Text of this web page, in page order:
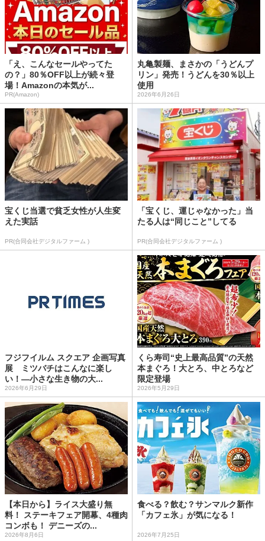
「え、こんなセールやってた
の？」80％OFF以上が続々登
場！Amazonの本気が...
PR(Amazon)
丸亀製麺、まさかの「うどんプ
リン」発売！うどんを30％以上
使用
2026年6月26日
宝くじ当選で貧乏女性が人生変
えた実話
PR(合同会社デジタルファーム )
「宝くじ、運じゃなかった」当
たる人は“同じこと”してる
PR(合同会社デジタルファーム )
フジフイルム スクエア 企画写真
展 ミツバチはこんなに楽し
い！―小さな生き物の大...
2026年6月29日
くら寿司“史上最高品質”の天然
本まぐろ！大とろ、中とろなど
限定登場
2026年5月29日
【本日から】ライス大盛り無
料！ ステーキフェア開幕、4種肉
コンボも！ デニーズの...
2026年8月6日
食べる？飲む？サンマルク新作
「カフェ氷」が気になる！
2026年7月25日